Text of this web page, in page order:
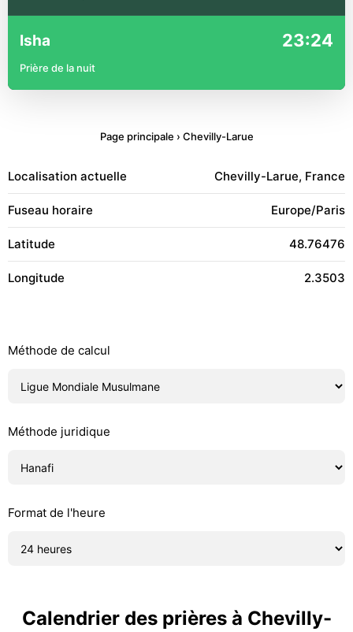
Isha 23:24
Prière de la nuit
Page principale › Chevilly-Larue
Localisation actuelle Chevilly-Larue, France
Fuseau horaire Europe/Paris
Latitude 48.76476
Longitude 2.3503
Méthode de calcul
Méthode juridique
Format de l'heure
Calendrier des prières à Chevilly-